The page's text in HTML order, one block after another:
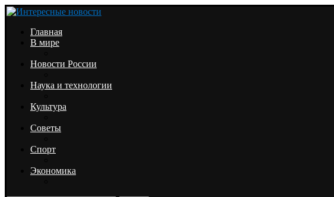
Главная
В мире
Новости России
Наука и технологии
Культура
Советы
Спорт
Экономика